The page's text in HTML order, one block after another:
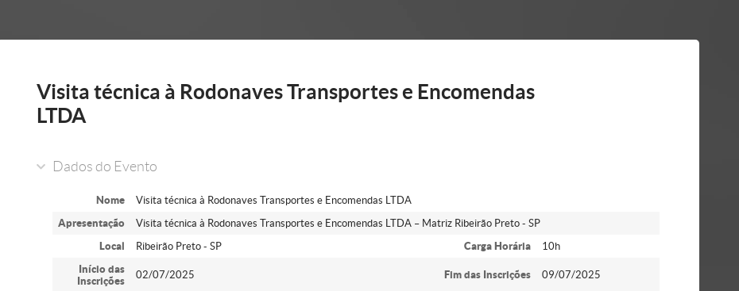
Visita técnica à Rodonaves Transportes e Encomendas
LTDA
Dados do Evento
Nome
Visita técnica à Rodonaves Transportes e Encomendas LTDA
Apresentação
Visita técnica à Rodonaves Transportes e Encomendas LTDA – Matriz Ribeirão Preto - SP
Local
Ribeirão Preto - SP Carga Horária
10h
Início das
Inscrições
02/07/2025 Fim das Inscrições 09/07/2025